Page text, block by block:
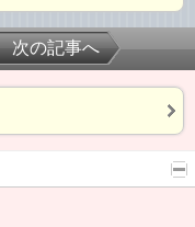
次の記事へ